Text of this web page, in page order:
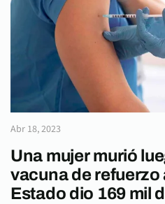
Abr 18, 2023
Una mujer murió
vacuna de refuerzo
Estado dio 169 mil